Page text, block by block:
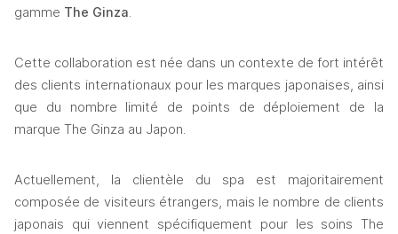
gamme The Ginza.
Cette collaboration est née dans un contexte de fort intérêt
des clients internationaux pour les marques japonaises, ainsi
que du nombre limité de points de déploiement de la
marque The Ginza au Japon.
Actuellement, la clientèle du spa est majoritairement
composée de visiteurs étrangers, mais le nombre de clients
japonais qui viennent spécifiquement pour les soins The